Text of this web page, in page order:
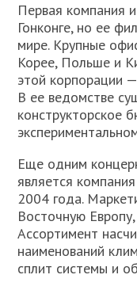
Первая компания
Гонконге, но ее
мире. Крупные
Корее, Польше и
этой корпорации
В ее ведомстве
конструкторское
Еще одним
является
2004 года.
Восточную
Ассортимент
наименований
сплит системы и